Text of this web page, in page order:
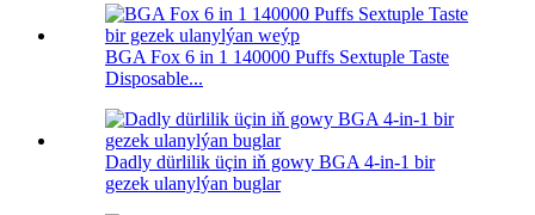
BGA Fox 6 in 1 140000 Puffs Sextuple Taste
Disposable...
Dadly dürlilik üçin iň gowy BGA 4-in-1 bir
gezek ulanylýan buglar